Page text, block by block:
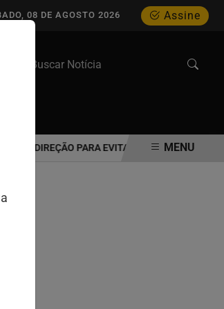
Assine
08 DE AGOSTO 2026
A DIREÇÃO PARA EVITAR ACIDENTES NO
MENU